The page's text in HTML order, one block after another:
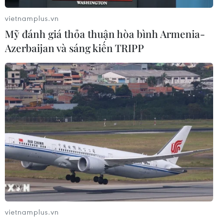
Hơn 40 sáng kiến thanh niên hội tụ
tại Ngày Quốc tế Thanh niên 2026
09/08/2026 09:19
Đà Nẵng mở rộng tìm kiếm 2 nạn
nhân mất tích sau vụ sóng cuốn ở
Mũi Nghê
09/08/2026 08:59
Ngành nào dẫn đầu số điểm của
Trường Đại học Khoa học Tự nhiên,
Đại học Quốc gia Hà Nội năm 2026?
09/08/2026 08:52
vietnamplus.vn
Mỹ đánh giá thỏa thuận hòa bình Armenia-
Azerbaijan và sáng kiến TRIPP
vietnamplus.vn